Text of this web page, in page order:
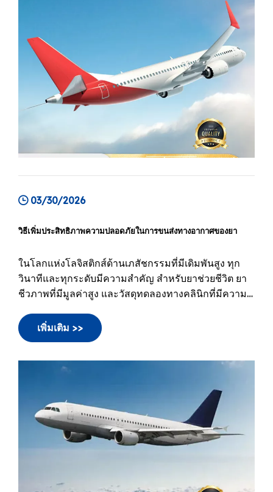
03/30/2026
วินาทีและทุกระดับมีความสำคัญ สำหรับยาช่วยชีวิต ยา
ชีวภาพที่มีมูลค่าสูง และวัสดุทดลองทางคลินิกที่มีความ
ละเอียดอ่อน Air Freight ได้กลายเป็นมาตรฐานทองคำ